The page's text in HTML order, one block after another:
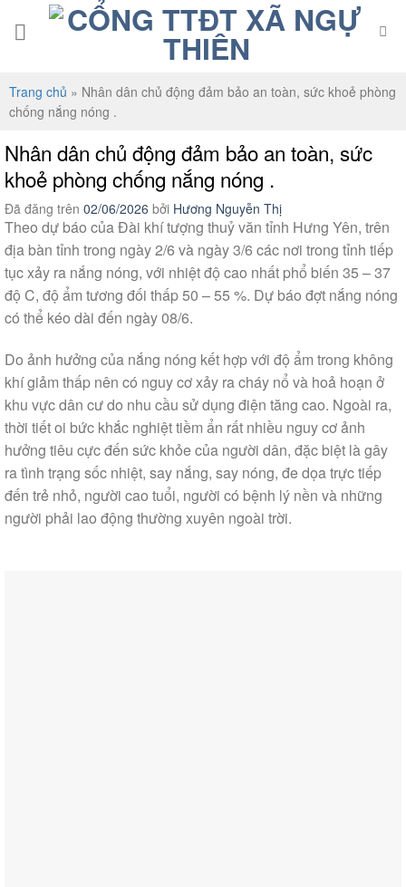
Chuyển
đến
Trang chủ » Nhân dân chủ động đảm bảo an toàn, sức khoẻ phòng
chống nắng nóng .
Nhân dân chủ động đảm bảo an toàn, sức
khoẻ phòng chống nắng nóng .
Đã đăng trên 02/06/2026 bởi Hương Nguyễn Thị
Theo dự báo của Đài khí tượng thuỷ văn tỉnh Hưng Yên, trên
địa bàn tỉnh trong ngày 2/6 và ngày 3/6 các nơi trong tỉnh tiếp
tục xảy ra nắng nóng, với nhiệt độ cao nhất phổ biến 35 – 37
độ C, độ ẩm tương đối thấp 50 – 55 %. Dự báo đợt nắng nóng
có thể kéo dài đến ngày 08/6.
Do ảnh hưởng của nắng nóng kết hợp với độ ẩm trong không
khí giảm thấp nên có nguy cơ xảy ra cháy nổ và hoả hoạn ở
khu vực dân cư do nhu cầu sử dụng điện tăng cao. Ngoài ra,
thời tiết oi bức khắc nghiệt tiềm ẩn rất nhiều nguy cơ ảnh
hưởng tiêu cực đến sức khỏe của người dân, đặc biệt là gây
ra tình trạng sốc nhiệt, say nắng, say nóng, đe dọa trực tiếp
đến trẻ nhỏ, người cao tuổi, người có bệnh lý nền và những
người phải lao động thường xuyên ngoài trời.